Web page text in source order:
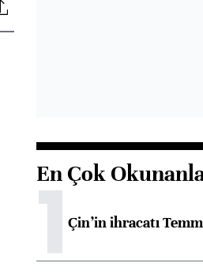
En Çok
1Çin’in ihracatı